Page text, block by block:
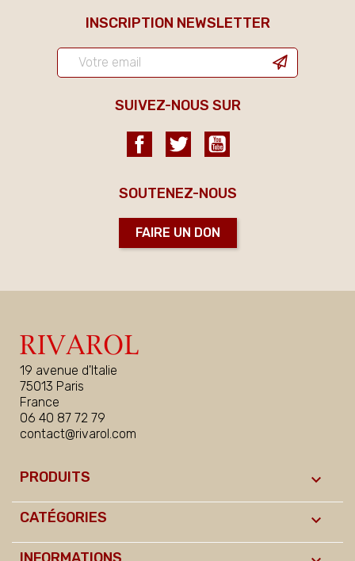
INSCRIPTION NEWSLETTER
SUIVEZ-NOUS SUR
FacebookTwitter
SOUTENEZ-NOUS
FAIRE UN DON
19 avenue d'Italie
75013 Paris
France
06 40 87 72 79
contact@rivarol.com
PRODUITS 
CATÉGORIES 